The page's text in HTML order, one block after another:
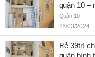
quận 10 –
Quận 10
26/03/2024
Rẻ 39tr!
quận bình